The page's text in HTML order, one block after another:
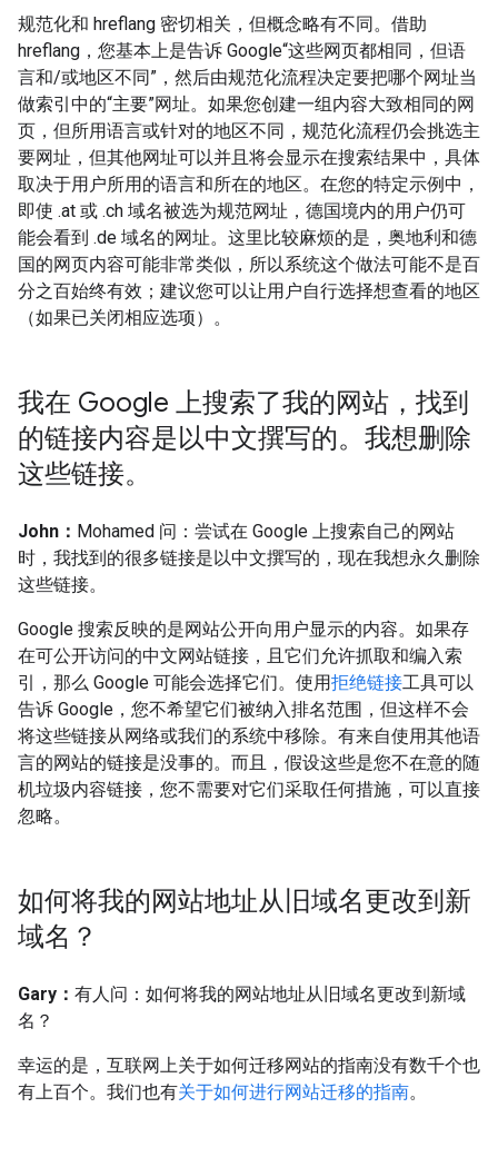
规范化和 hreflang 密切相关，但概念略有不同。借助
hreflang，您基本上是告诉 Google“这些网页都相同，但语
言和/或地区不同”，然后由规范化流程决定要把哪个网址当
做索引中的“主要”网址。如果您创建一组内容大致相同的网
页，但所用语言或针对的地区不同，规范化流程仍会挑选主
要网址，但其他网址可以并且将会显示在搜索结果中，具体
取决于用户所用的语言和所在的地区。在您的特定示例中，
即使 .at 或 .ch 域名被选为规范网址，德国境内的用户仍可
能会看到 .de 域名的网址。这里比较麻烦的是，奥地利和德
国的网页内容可能非常类似，所以系统这个做法可能不是百
分之百始终有效；建议您可以让用户自行选择想查看的地区
（如果已关闭相应选项）。
我在 Google 上搜索了我的网站，找到
的链接内容是以中文撰写的。我想删除
这些链接。
John： Mohamed 问：尝试在 Google 上搜索自己的网站
时，我找到的很多链接是以中文撰写的，现在我想永久删除
这些链接。
Google 搜索反映的是网站公开向用户显示的内容。如果存
在可公开访问的中文网站链接，且它们允许抓取和编入索
引，那么 Google 可能会选择它们。使用拒绝链接工具可以
告诉 Google，您不希望它们被纳入排名范围，但这样不会
将这些链接从网络或我们的系统中移除。有来自使用其他语
言的网站的链接是没事的。而且，假设这些是您不在意的随
机垃圾内容链接，您不需要对它们采取任何措施，可以直接
忽略。
如何将我的网站地址从旧域名更改到新
域名？
Gary： 有人问：如何将我的网站地址从旧域名更改到新域
名？
幸运的是，互联网上关于如何迁移网站的指南没有数千个也
有上百个。我们也有关于如何进行网站迁移的指南。